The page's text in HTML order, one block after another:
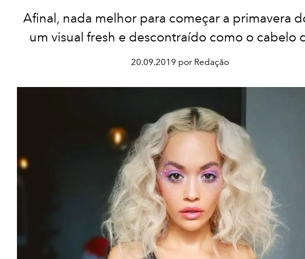
Afinal, nada melhor para começar a primavera
um visual fresh e descontraído como o cabelo
20.09.2019 por Redação